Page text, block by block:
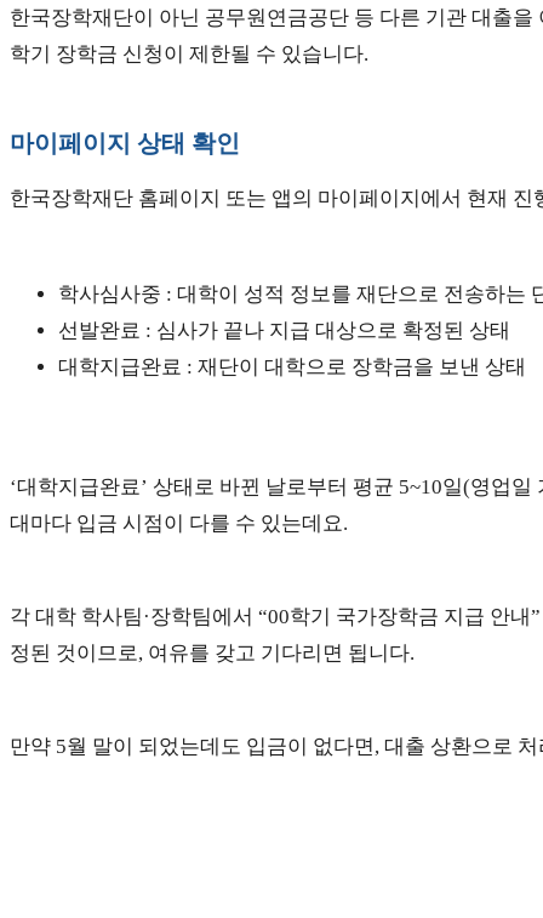
한국장학재단이 아닌 공무원연금공단 등 다른 기관 대출
학기 장학금 신청이 제한될 수 있습니다.
마이페이지 상태 확인
한국장학재단 홈페이지 또는 앱의 마이페이지에서 현재
학사심사중 : 대학이 성적 정보를 재단으로 전송하는
선발완료 : 심사가 끝나 지급 대상으로 확정된 상태
대학지급완료 : 재단이 대학으로 장학금을 보낸 상태
‘대학지급완료’ 상태로 바뀐 날로부터 평균 5~10일(영업
대마다 입금 시점이 다를 수 있는데요.
각 대학 학사팀·장학팀에서 “00학기 국가장학금 지급 안
정된 것이므로, 여유를 갖고 기다리면 됩니다.
만약 5월 말이 되었는데도 입금이 없다면, 대출 상환으로